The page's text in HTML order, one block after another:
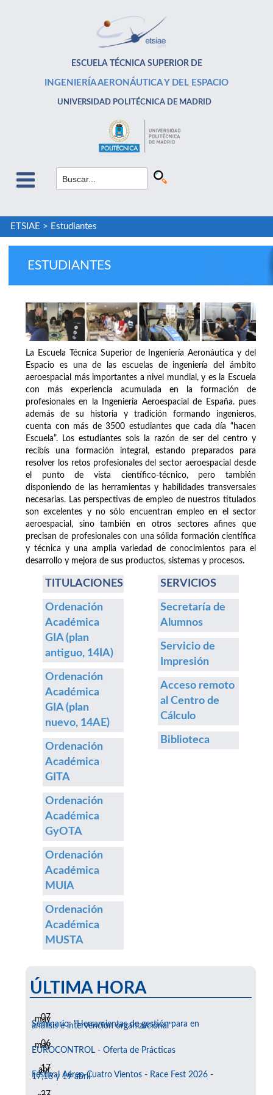
ESCUELA TÉCNICA SUPERIOR DE
INGENIERÍA AERONÁUTICA Y DEL ESPACIO
UNIVERSIDAD POLITÉCNICA DE MADRID
ETSIAE > Estudiantes
ESTUDIANTES
La Escuela Técnica Superior de Ingeniería Aeronáutica y del
Espacio es una de las escuelas de ingeniería del ámbito
aeroespacial más importantes a nivel mundial, y es la Escuela
con más experiencia acumulada en la formación de
profesionales en la Ingeniería Aeroespacial de España. pues
además de su historia y tradición formando ingenieros,
cuenta con más de 3500 estudiantes que cada día “hacen
Escuela”. Los estudiantes sois la razón de ser del centro y
recibís una formación integral, estando preparados para
resolver los retos profesionales del sector aeroespacial desde
el punto de vista científico-técnico, pero también
disponiendo de las herramientas y habilidades transversales
necesarias. Las perspectivas de empleo de nuestros titulados
son excelentes y no sólo encuentran empleo en el sector
aeroespacial, sino también en otros sectores afines que
precisan de profesionales con una sólida formación científica
y técnica y una amplia variedad de conocimientos para el
desarrollo y mejora de sus productos, sistemas y procesos.
TITULACIONES
Ordenación
Académica
GIA (plan
antiguo, 14IA)
Ordenación
Académica
GIA (plan
nuevo, 14AE)
Ordenación
Académica
GITA
Ordenación
Académica
GyOTA
Ordenación
Académica
MUIA
Ordenación
Académica
MUSTA
SERVICIOS
Secretaría de
Alumnos
Servicio de
Impresión
Acceso remoto
al Centro de
Cálculo
Biblioteca
ÚLTIMA HORA
07
may
Seminario: "Herramientas de gestión para en
análisis e intervención organizacional"
06
may
EUROCONTROL - Oferta de Prácticas
17
abr
Festival Aéreo Cuatro Vientos - Race Fest 2026 -
17,18 y 19 abril